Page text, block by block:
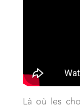
Là où les